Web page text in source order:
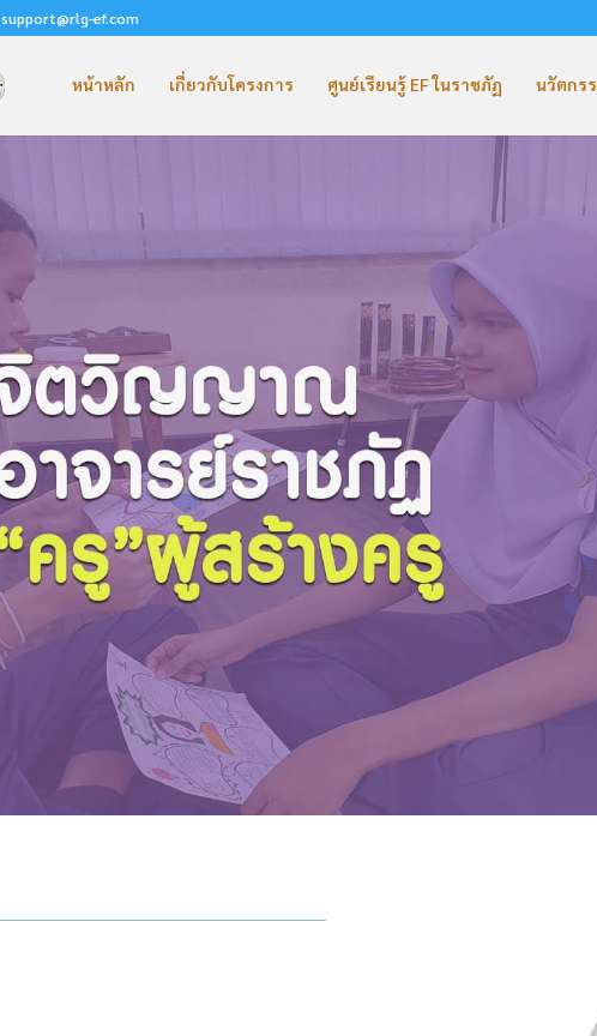
support@rlg-ef.com
หน้าหลัก เกี่ยวกับโครงการ ศูนย์เรียนรู้ EF ในราชภัฏ นวัตกร